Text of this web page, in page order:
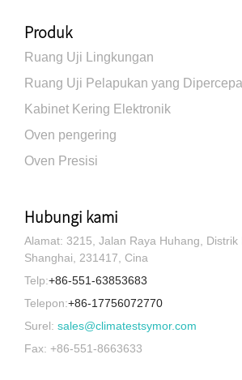
Produk
Ruang Uji Lingkungan
Ruang Uji Pelapukan yang
Kabinet Kering Elektronik
Oven pengering
Oven Presisi
Hubungi kami
Alamat: 3215, Jalan Raya Huhang, Distrik
Shanghai, 231417, Cina
Telp:+86-551-63853683
Telepon:+86-17756072770
Surel: sales@climatestsymor.com
Fax: +86-551-8663633